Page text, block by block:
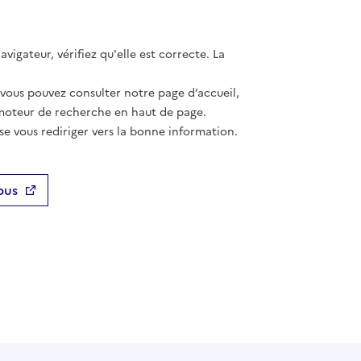
vérifiez qu'elle est correcte. La
pouvez consulter notre page d’accueil,
de recherche en haut de page.
vous rediriger vers la bonne information.